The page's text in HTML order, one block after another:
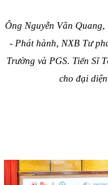
Ông Nguyễn Văn
- Phát hành, NXB Tư
Trường và PGS. Tiến Sĩ
cho đại